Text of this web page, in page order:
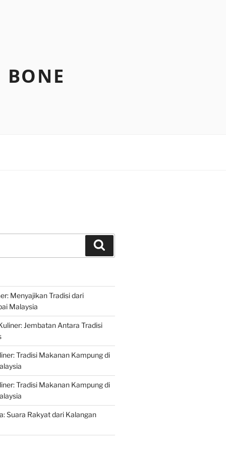
BONE
Menyajikan Tradisi dari
Malaysia
Jembatan Antara Tradisi
Tradisi Makanan Kampung di
Tradisi Makanan Kampung di
Suara Rakyat dari Kalangan